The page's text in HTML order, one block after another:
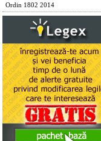
Ordin 1802 2014